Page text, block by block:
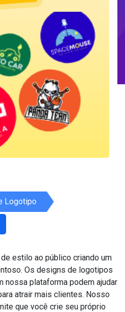
Logotipo
estilo ao público criando um
Os designs de logotipos
nossa plataforma podem ajudar
atrair mais clientes. Nosso
que você crie seu próprio